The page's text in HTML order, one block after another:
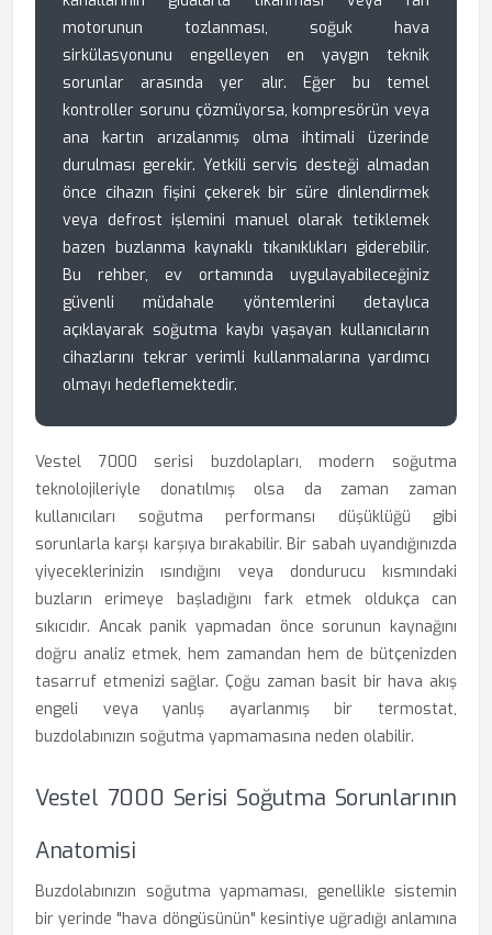
motorunun tozlanması, soğuk hava
sirkülasyonunu engelleyen en yaygın teknik
sorunlar arasında yer alır. Eğer bu temel
kontroller sorunu çözmüyorsa, kompresörün veya
ana kartın arızalanmış olma ihtimali üzerinde
durulması gerekir. Yetkili servis desteği almadan
önce cihazın fişini çekerek bir süre dinlendirmek
veya defrost işlemini manuel olarak tetiklemek
bazen buzlanma kaynaklı tıkanıklıkları giderebilir.
Bu rehber, ev ortamında uygulayabileceğiniz
güvenli müdahale yöntemlerini detaylıca
açıklayarak soğutma kaybı yaşayan kullanıcıların
cihazlarını tekrar verimli kullanmalarına yardımcı
olmayı hedeflemektedir.
Vestel 7000 serisi buzdolapları, modern soğutma
teknolojileriyle donatılmış olsa da zaman zaman
kullanıcıları soğutma performansı düşüklüğü gibi
sorunlarla karşı karşıya bırakabilir. Bir sabah uyandığınızda
yiyeceklerinizin ısındığını veya dondurucu kısmındaki
buzların erimeye başladığını fark etmek oldukça can
sıkıcıdır. Ancak panik yapmadan önce sorunun kaynağını
doğru analiz etmek, hem zamandan hem de bütçenizden
tasarruf etmenizi sağlar. Çoğu zaman basit bir hava akış
engeli veya yanlış ayarlanmış bir termostat,
buzdolabınızın soğutma yapmamasına neden olabilir.
Vestel 7000 Serisi Soğutma Sorunlarının
Anatomisi
Buzdolabınızın soğutma yapmaması, genellikle sistemin
bir yerinde "hava döngüsünün" kesintiye uğradığı anlamına